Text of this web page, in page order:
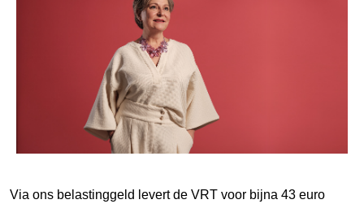
Via ons belastinggeld levert de VRT voor bijna 43 euro